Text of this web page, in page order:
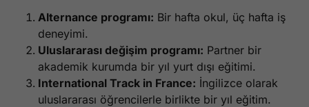
Alternance programı: Bir hafta okul, üç hafta iş
deneyimi.
Uluslararası değişim programı: Partner bir
akademik kurumda bir yıl yurt dışı eğitimi.
International Track in France: İngilizce olarak
uluslararası öğrencilerle birlikte bir yıl eğitim.